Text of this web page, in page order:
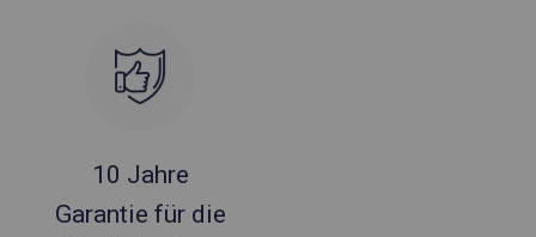
10 Jahre
Garantie für die